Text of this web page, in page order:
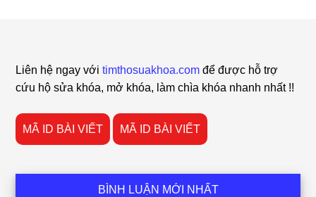
Liên hệ ngay vớitimthosuakhoa.com để được hỗ trợ
cứu hộ sửa khóa, mở khóa, làm chìa khóa nhanh nhất !!
MÃ ID BÀI VIẾT MÃ ID BÀI VIẾT
BÌNH LUẬN MỚI NHẤT